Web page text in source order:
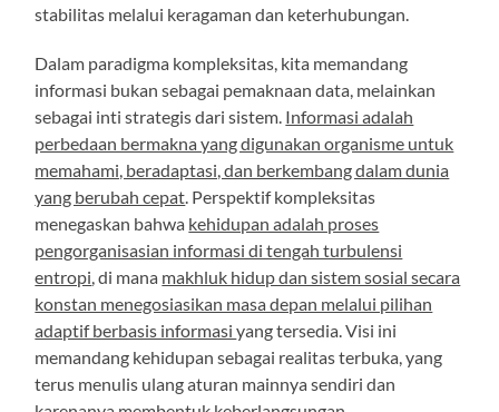
stabilitas melalui keragaman dan keterhubungan.
Dalam paradigma kompleksitas, kita memandang
informasi bukan sebagai pemaknaan data, melainkan
sebagai inti strategis dari sistem. Informasi adalah
perbedaan bermakna yang digunakan organisme untuk
memahami, beradaptasi, dan berkembang dalam dunia
yang berubah cepat. Perspektif kompleksitas
menegaskan bahwa kehidupan adalah proses
pengorganisasian informasi di tengah turbulensi
entropi, di mana makhluk hidup dan sistem sosial secara
konstan menegosiasikan masa depan melalui pilihan
adaptif berbasis informasiyang tersedia. Visi ini
memandang kehidupan sebagai realitas terbuka, yang
terus menulis ulang aturan mainnya sendiri dan